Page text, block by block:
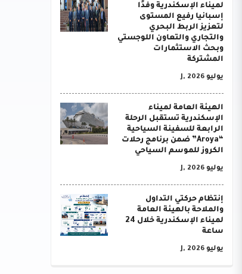
لميناء الإسكندرية وفدًا
إسبانيا رفيع المستوى
لتعزيز الربط البحري
والتجاري والتعاون اللوجستي
وبحث الاستثمارات
المشتركة
يوليو J, 2026
الهيئة العامة لميناء
الإسكندرية تستقبل الرحلة
الرابعة للسفينة السياحية
“Aroya” ضمن برنامج رحلات
الكروز للموسم السياحي
يوليو J, 2026
إنتظام حركتي التداول
والملاحة بالهيئة العامة
لميناء الإسكندرية خلال 24
ساعة
يوليو J, 2026